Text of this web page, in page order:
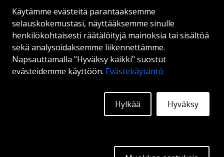
Käytämme evästeitä parantaaksemme
selauskokemustasi, näyttääksemme sinulle
henkilökohtaisesti räätälöityjä mainoksia tai sisältöä
sekä analysoidaksemme liikennettämme.
Napsauttamalla "Hyväksy kaikki" suostut
evästeidemme käyttöön. Evästekäytäntö
Hyväksy
Hylkää